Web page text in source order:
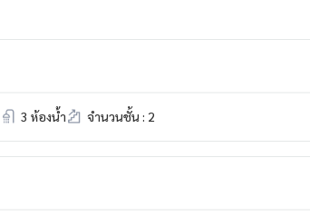
3 ห้องน้ำ จำนวนชั้น : 2